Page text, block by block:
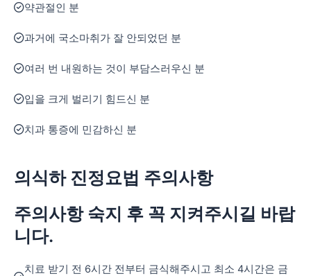
약관절인 분
과거에 국소마취가 잘 안되었던 분
여러 번 내원하는 것이 부담스러우신 분
입을 크게 벌리기 힘드신 분
치과 통증에 민감하신 분
의식하 진정요법 주의사항
주의사항 숙지 후 꼭 지켜주시길 바랍
니다.
치료 받기 전 6시간 전부터 금식해주시고 최소 4시간은 금